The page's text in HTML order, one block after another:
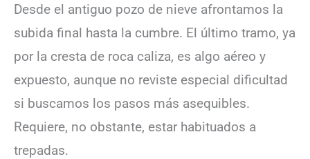
Desde el antiguo pozo de nieve afrontamos la
subida final hasta la cumbre. El último tramo, ya
por la cresta de roca caliza, es algo aéreo y
expuesto, aunque no reviste especial dificultad
si buscamos los pasos más asequibles.
Requiere, no obstante, estar habituados a
trepadas.